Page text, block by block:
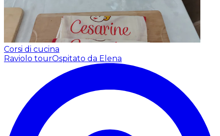
Corsi di cucina
Raviolo tourOspitato da Elena